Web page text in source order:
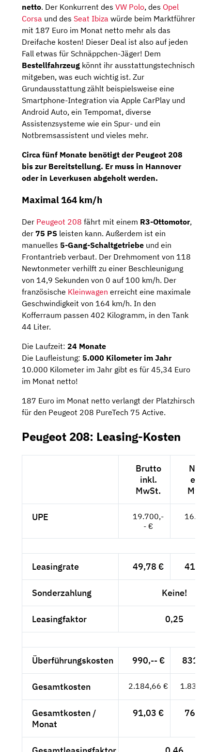
netto. Der Konkurrent des VW Polo, des Opel
Corsa und des Seat Ibiza würde beim Marktführer
mit 187 Euro im Monat netto mehr als das
Dreifache kosten! Dieser Deal ist also auf jeden
Fall etwas für Schnäppchen-Jäger! Dem
Bestellfahrzeug könnt ihr ausstattungstechnisch
mitgeben, was euch wichtig ist. Zur
Grundausstattung zählt beispielsweise eine
Smartphone-Integration via Apple CarPlay und
Android Auto, ein Tempomat, diverse
Assistenzsysteme wie ein Spur- und ein
Notbremsassistent und vieles mehr.
Circa fünf Monate benötigt der Peugeot 208
bis zur Bereitstellung. Er muss in Hannover
oder in Leverkusen abgeholt werden.
Maximal 164 km/h
Der Peugeot 208 fährt mit einem R3-Ottomotor,
der 75 PS leisten kann. Außerdem ist ein
manuelles 5-Gang-Schaltgetriebe und ein
Frontantrieb verbaut. Der Drehmoment von 118
Newtonmeter verhilft zu einer Beschleunigung
von 14,9 Sekunden von 0 auf 100 km/h. Der
französische Kleinwagen erreicht eine maximale
Geschwindigkeit von 164 km/h. In den
Kofferraum passen 402 Kilogramm, in den Tank
44 Liter.
Die Laufzeit: 24 Monate
Die Laufleistung: 5.000 Kilometer im Jahr
10.000 Kilometer im Jahr gibt es für 45,34 Euro
im Monat netto!
187 Euro im Monat netto verlangt der Platzhirsch
für den Peugeot 208 PureTech 75 Active.
Peugeot 208: Leasing-Kosten
Brutto
inkl.
MwSt.
Netto
exkl.
MwSt.
UPE
19.700,-
- €
16.555,-
Leasingrate 49,78 € 41,83 €
Sonderzahlung Keine!
Leasingfaktor 0,25
Überführungskosten 990,-- € 831,93
Gesamtkosten 2.184,66 € 1.835,85
Gesamtkosten /
Monat
91,03 € 76,49 €